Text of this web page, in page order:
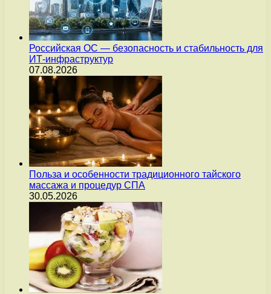
Российская ОС — безопасность и стабильность для
ИТ-инфраструктур
07.08.2026
Польза и особенности традиционного тайского
массажа и процедур СПА
30.05.2026